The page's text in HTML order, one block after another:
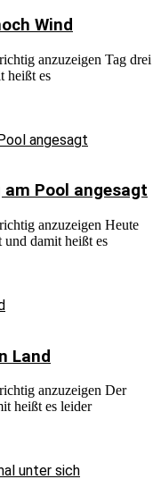
Wind
anzuzeigen Tag drei
heißt es
Pool angesagt
anzuzeigen Heute
und damit heißt es
Land
anzuzeigen Der
heißt es leider